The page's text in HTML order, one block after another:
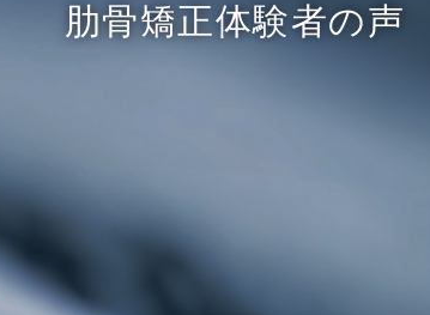
肋骨矯正体験者の声